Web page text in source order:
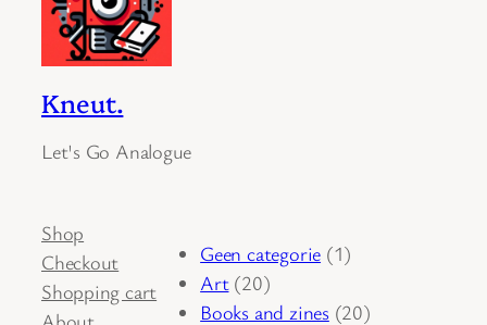
Kneut.
Let's Go Analogue
Shop
Checkout
Shopping cart
Geen categorie 11
Art 2020
producten
Books and zines 2020